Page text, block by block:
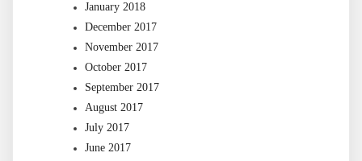
January 2018
December 2017
November 2017
October 2017
September 2017
August 2017
July 2017
June 2017